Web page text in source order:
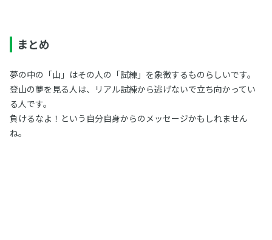
まとめ
夢の中の「山」はその人の「試練」を象徴するものらしいです。
登山の夢を見る人は、リアル試練から逃げないで立ち向かってい
る人です。
負けるなよ！という自分自身からのメッセージかもしれません
ね。